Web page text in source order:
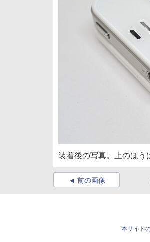
装着後の写真。上のほう
前の画像
本サイト